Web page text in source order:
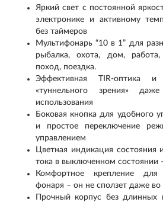
Яркий свет с постоянной
электронике и активному
без таймеров
Мультифонарь “10 в 1” для
рыбалка, охота, дом,
поход, поездка.
Эффективная TIR-оптика и
«туннельного зрения»
использования
Боковая кнопка для удобного
и простое переключение
управлением
Цветная индикация состояния
тока в выключенном состоянии
Комфортное крепление
фонаря – он не сползет даже во
Прочный корпус без длинных